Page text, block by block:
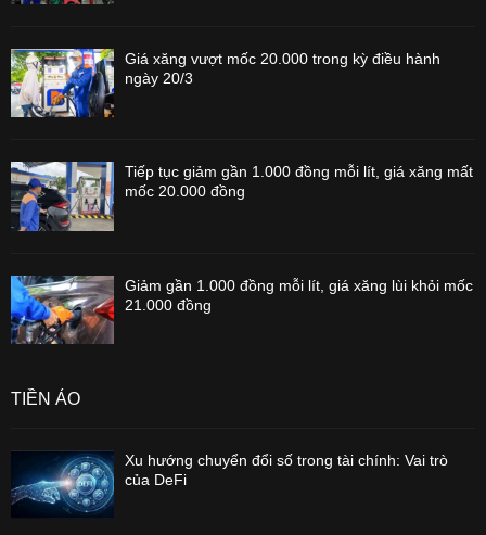
Giá xăng vượt mốc 20.000 trong kỳ điều hành
ngày 20/3
Tiếp tục giảm gần 1.000 đồng mỗi lít, giá xăng mất
mốc 20.000 đồng
Giảm gần 1.000 đồng mỗi lít, giá xăng lùi khỏi mốc
21.000 đồng
TIỀN ẢO
Xu hướng chuyển đổi số trong tài chính: Vai trò
của DeFi